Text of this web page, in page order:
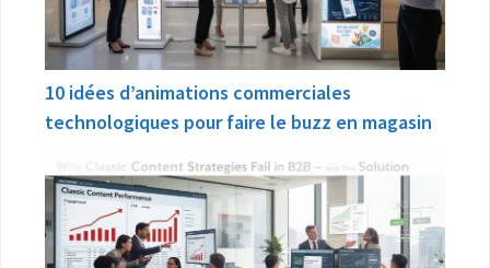
10 idées d’animations commerciales
technologiques pour faire le buzz en magasin